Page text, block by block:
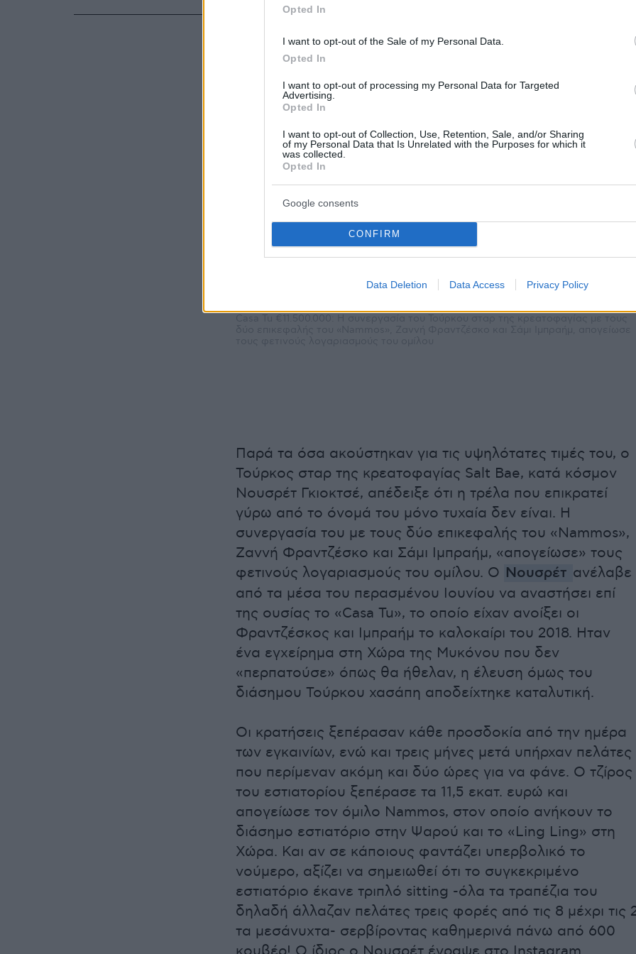
Opted In
I want to opt-out of the Sale of my Personal Data.
Opted In
I want to opt-out of processing my Personal Data for Targeted
Advertising.
Opted In
I want to opt-out of Collection, Use, Retention, Sale, and/or Sharing
of my Personal Data that Is Unrelated with the Purposes for which it
was collected.
Opted In
Google consents
CONFIRM
Data Deletion Data Access Privacy Policy
Παρά τα όσα ακούστηκαν για τις υψηλότατες τιμές του, ο
Τούρκος σταρ της κρεατοφαγίας Salt Bae, κατά κόσμον
Νουσρέτ Γκιοκτσέ, απέδειξε ότι η τρέλα που επικρατεί
γύρω από το όνομά του μόνο τυχαία δεν είναι. Η
συνεργασία του με τους δύο επικεφαλής του «Nammos»,
Ζαννή Φραντζέσκο και Σάμι Ιμπραήμ, «απογείωσε» τους
φετινούς λογαριασμούς του ομίλου. Ο Νουσρέτ ανέλαβε
από τα μέσα του περασμένου Ιουνίου να αναστήσει επί
της ουσίας το «Casa Tu», το οποίο είχαν ανοίξει οι
Φραντζέσκος και Ιμπραήμ το καλοκαίρι του 2018. Ηταν
ένα εγχείρημα στη Χώρα της Μυκόνου που δεν
«περπατούσε» όπως θα ήθελαν, η έλευση όμως του
διάσημου Τούρκου χασάπη αποδείχτηκε καταλυτική.
Οι κρατήσεις ξεπέρασαν κάθε προσδοκία από την ημέρα
των εγκαινίων, ενώ και τρεις μήνες μετά υπήρχαν πελάτες
που περίμεναν ακόμη και δύο ώρες για να φάνε. Ο τζίρος
του εστιατορίου ξεπέρασε τα 11,5 εκατ. ευρώ και
απογείωσε τον όμιλο Nammos, στον οποίο ανήκουν το
διάσημο εστιατόριο στην Ψαρού και το «Ling Ling» στη
Χώρα. Και αν σε κάποιους φαντάζει υπερβολικό το
νούμερο, αξίζει να σημειωθεί ότι το συγκεκριμένο
εστιατόριο έκανε τριπλό sitting -όλα τα τραπέζια του
δηλαδή άλλαζαν πελάτες τρεις φορές από τις 8 μέχρι τις
τα μεσάνυχτα- σερβίροντας καθημερινά πάνω από 600